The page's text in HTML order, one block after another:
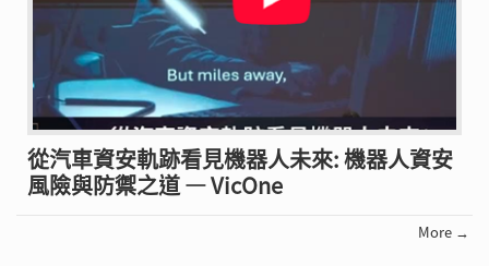
從汽車資安軌跡看見機器人未來: 機器人資安
風險與防禦之道 — VicOne
More →